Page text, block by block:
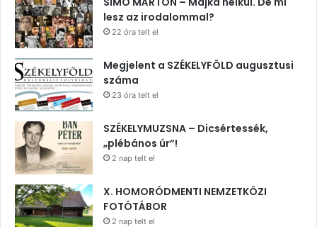
lesz az irodalommal?
22 óra telt el
Megjelent a SZÉKELYFÖLD augusztusi
száma
23 óra telt el
SZÉKELYMUZSNA – Dicsértessék,
„plébános úr”!
2 nap telt el
X. HOMORÓDMENTI NEMZETKÖZI
FOTÓTÁBOR
2 nap telt el